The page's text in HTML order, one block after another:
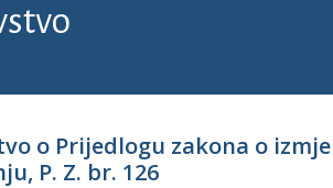
o Prijedlogu zakona o
P. Z. br. 126